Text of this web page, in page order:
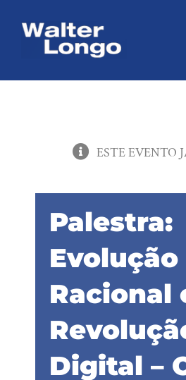
ESTE EVENTO
Palestra:
Evolução
Racional
Digital –